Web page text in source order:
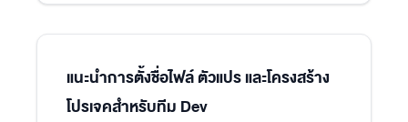
แนะนำการตั้งชื่อไฟล์ ตัวแปร และโครงสร้าง
โปรเจคสำหรับทีม Dev